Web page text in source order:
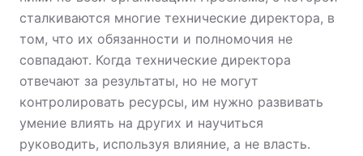
сталкиваются многие технические директора, в
том, что их обязанности и полномочия не
совпадают. Когда технические директора
отвечают за результаты, но не могут
контролировать ресурсы, им нужно развивать
умение влиять на других и научиться
руководить, используя влияние, а не власть.